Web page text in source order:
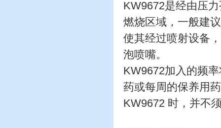
KW9672是经由压
燃烧区域，一般建
使其经过喷射设备
泡喷嘴。
KW9672加入的频
药或每周的保养用
KW9672 时，并不